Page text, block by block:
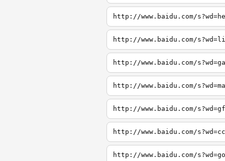
http://www.baidu.com/
http://www.baidu.com/
http://www.baidu.com/
http://www.baidu.com/
http://www.baidu.com/
http://www.baidu.com/
http://www.baidu.com/